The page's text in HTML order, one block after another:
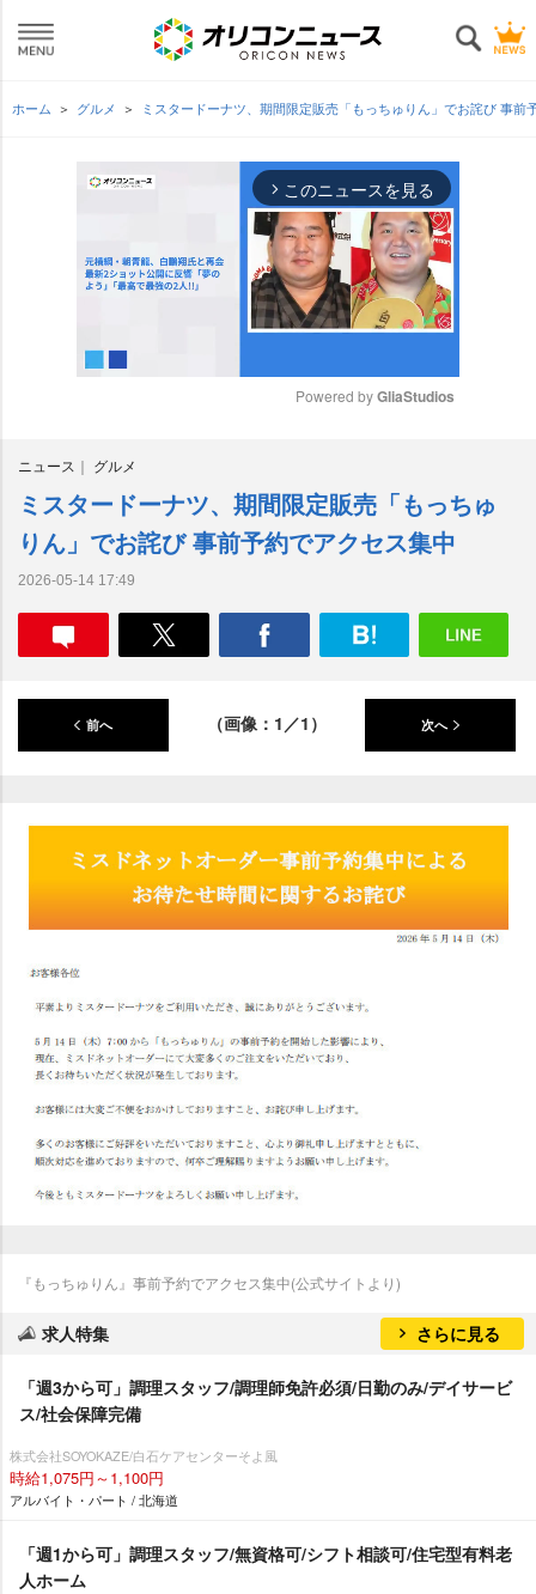
ホーム グルメ ミスタードーナツ、期間限定販売「もっちゅりん」でお詫び 事前
arrow_forward_ios このニュースを見る
Powered by GliaStudios
ニュース グルメ
ミスタードーナツ、期間限定販売「もっちゅ
りん」でお詫び 事前予約でアクセス集中
2026-05-14 17:49
前へ （画像：1／1） 次へ
『もっちゅりん』事前予約でアクセス集中(公式サイトより)
求人特集 さらに見る
「週3から可」調理スタッフ/調理師免許必須/日勤のみ/デイサービ
ス/社会保障完備
株式会社SOYOKAZE/白石ケアセンターそよ風
時給1,075円～1,100円
アルバイト・パート / 北海道
「週1から可」調理スタッフ/無資格可/シフト相談可/住宅型有料老
人ホーム